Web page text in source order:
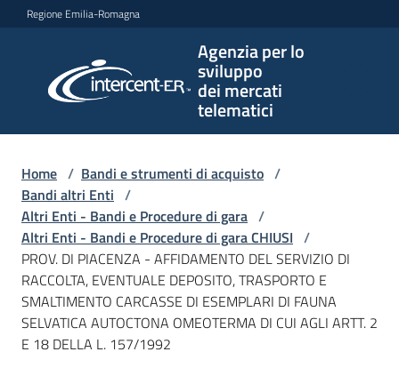
Vai al contenuto
Vai alla navigazione
Vai al footer
Regione Emilia-Romagna
Agenzia per lo
sviluppo
dei mercati
telematici
per lo
sviluppo
telematici
L'Agenzia
Bandi
e
Home / Bandi e strumenti di acquisto /
Bandi altri Enti /
Altri Enti - Bandi e Procedure di gara /
Altri Enti - Bandi e Procedure di gara CHIUSI /
PROV. DI PIACENZA - AFFIDAMENTO DEL SERVIZIO DI
RACCOLTA, EVENTUALE DEPOSITO, TRASPORTO E
SMALTIMENTO CARCASSE DI ESEMPLARI DI FAUNA
SELVATICA AUTOCTONA OMEOTERMA DI CUI AGLI ARTT. 2
E 18 DELLA L. 157/1992